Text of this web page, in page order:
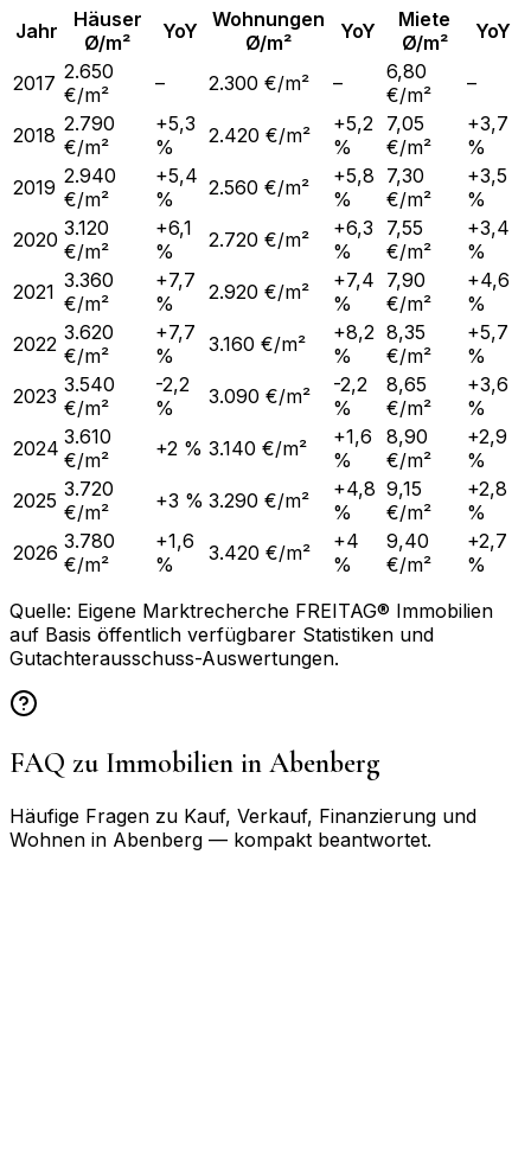
Jahr
Häuser
Ø/m²
YoY
Wohnungen
Ø/m²
YoY
Miete
Ø/m²
YoY
2017 2.650
€/m²
– 2.300 €/m² –
6,80
€/m²
–
2018 2.790
€/m²
+5,3
%
2.420 €/m²
+5,2
%
7,05
€/m²
+3,7
%
2019 2.940
€/m²
+5,4
%
2.560 €/m²
+5,8
%
7,30
€/m²
+3,5
%
2020 3.120
€/m²
+6,1
%
2.720 €/m²
+6,3
%
7,55
€/m²
+3,4
%
2021 3.360
€/m²
+7,7
%
2.920 €/m²
+7,4
%
7,90
€/m²
+4,6
%
2022 3.620
€/m²
+7,7
%
3.160 €/m²
+8,2
%
8,35
€/m²
+5,7
%
2023 3.540
€/m²
-2,2
%
3.090 €/m²
-2,2
%
8,65
€/m²
+3,6
%
2024 3.610
€/m²
+2 % 3.140 €/m²
+1,6
%
8,90
€/m²
+2,9
%
2025 3.720
€/m²
+3 % 3.290 €/m²
+4,8
%
9,15
€/m²
+2,8
%
2026 3.780
€/m²
+1,6
%
3.420 €/m²
+4
%
9,40
€/m²
+2,7
%
Quelle: Eigene Marktrecherche FREITAG® Immobilien
auf Basis öffentlich verfügbarer Statistiken und
Gutachterausschuss-Auswertungen.
FAQ zu Immobilien in Abenberg
Häufige Fragen zu Kauf, Verkauf, Finanzierung und
Wohnen in Abenberg — kompakt beantwortet.